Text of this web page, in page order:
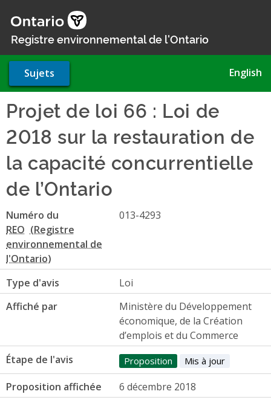
au
contenu
Registre environnemental de l'Ontario
Sujets English
Projet de loi 66 : Loi de
2018 sur la restauration de
la capacité concurrentielle
de l’Ontario
Numéro du
REO
013-4293
Type d'avis
Loi
Affiché par
Ministère du Développement
économique, de la Création
d’emplois et du Commerce
Étape de l'avis
Proposition Mis à jour
Proposition affichée
6 décembre 2018